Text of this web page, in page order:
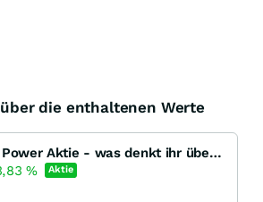
die enthaltenen Werte
Hydrograph Clean Power Aktie - was denkt ihr über das Unternehmen??
% Aktie